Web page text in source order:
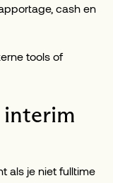
cash en
tools of
interim
als je niet fulltime